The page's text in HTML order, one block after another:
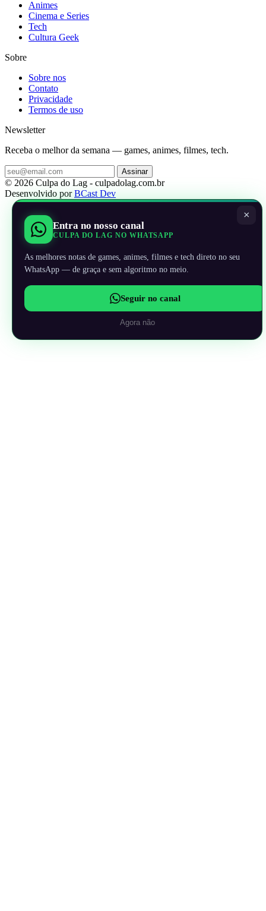
Animes
Cinema e Series
Tech
Cultura Geek
Sobre
Sobre nos
Contato
Privacidade
Termos de uso
Newsletter
Receba o melhor da semana — games, animes, filmes, tech.
Assinar
© 2026 Culpa do Lag - culpadolag.com.br
Desenvolvido porBCast Dev
×
Entra no nosso canal
CULPA DO LAG NO WHATSAPP
As melhores notas de games, animes, filmes e tech direto no seu
WhatsApp — de graça e sem algoritmo no meio.
Seguir no canal
Agora não